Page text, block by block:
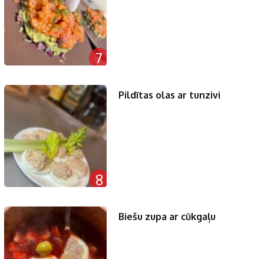
7
8
Pildītas olas ar tunzivi
Biešu zupa ar cūkgaļu